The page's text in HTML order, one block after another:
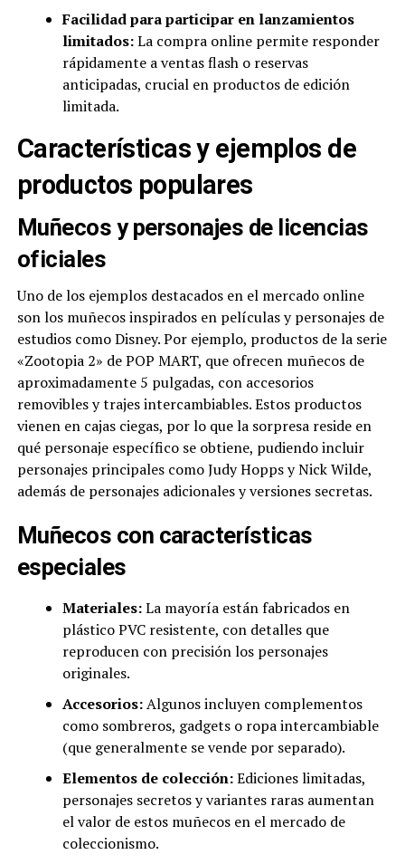
Facilidad para participar en lanzamientos
limitados:La compra online permite responder
rápidamente a ventas flash o reservas
anticipadas, crucial en productos de edición
limitada.
Características y ejemplos de
productos populares
Muñecos y personajes de licencias
oficiales
Uno de los ejemplos destacados en el mercado online
son los muñecos inspirados en películas y personajes de
estudios como Disney. Por ejemplo, productos de la serie
«Zootopia 2» de POP MART, que ofrecen muñecos de
aproximadamente 5 pulgadas, con accesorios
removibles y trajes intercambiables. Estos productos
vienen en cajas ciegas, por lo que la sorpresa reside en
qué personaje específico se obtiene, pudiendo incluir
personajes principales como Judy Hopps y Nick Wilde,
además de personajes adicionales y versiones secretas.
Muñecos con características
especiales
Materiales:La mayoría están fabricados en
plástico PVC resistente, con detalles que
reproducen con precisión los personajes
originales.
Accesorios:Algunos incluyen complementos
como sombreros, gadgets o ropa intercambiable
(que generalmente se vende por separado).
Elementos de colección:Ediciones limitadas,
personajes secretos y variantes raras aumentan
el valor de estos muñecos en el mercado de
coleccionismo.